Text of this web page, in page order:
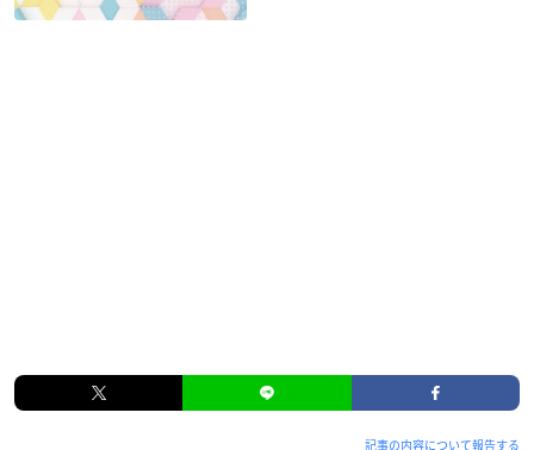
記事の内容について報告する